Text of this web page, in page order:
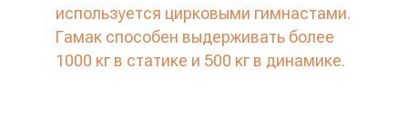
используется цирковыми гимнастами.
Гамак способен выдерживать более
1000 кг в статике и 500 кг в динамике.